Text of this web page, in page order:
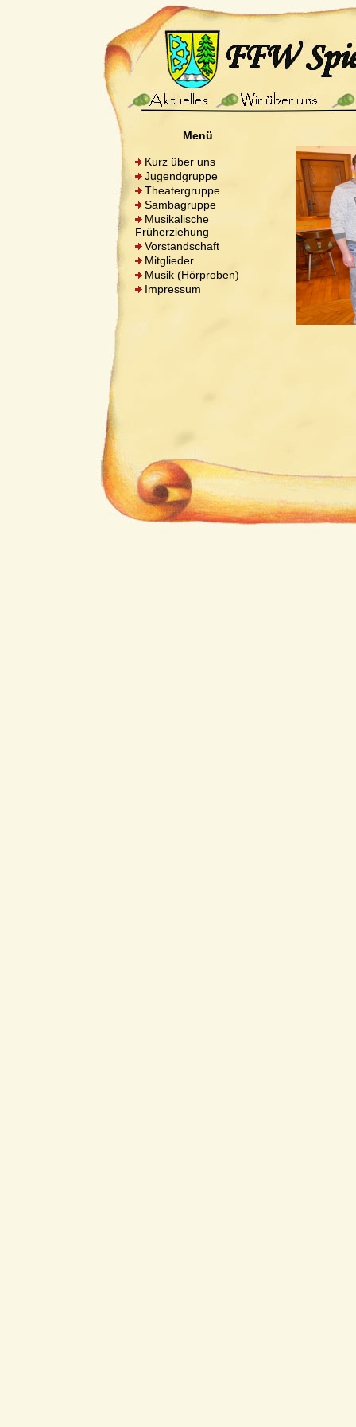
Menü
Kurz über uns
Jugendgruppe
Theatergruppe
Sambagruppe
Musikalische
Früherziehung
Vorstandschaft
Mitglieder
Musik (Hörproben)
Impressum